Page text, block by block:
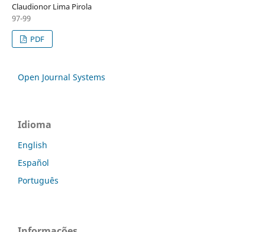
Claudionor Lima Pirola
97-99
PDF
Open Journal Systems
Idioma
English
Español
Português